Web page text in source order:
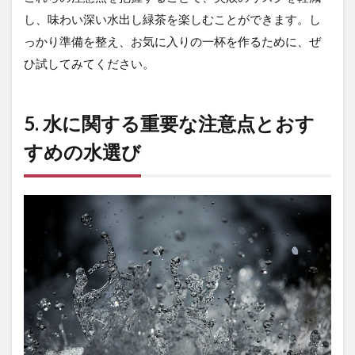
し、味わい深い水出し緑茶を楽しむことができます。し
っかり準備を整え、お気に入りの一杯を作るために、ぜ
ひ試してみてください。
5. 水に関する重要な注意点とおす
すめの水選び